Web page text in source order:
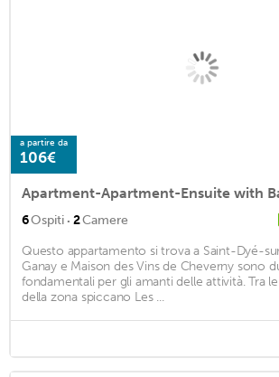
a partire da
106€
6Ospiti · 2Camere
Questo appartamento si trova a Saint-Dyé-
Ganay e Maison des Vins de Cheverny sono
fondamentali per gli amanti delle attività. Tra
della zona spiccano Les ...